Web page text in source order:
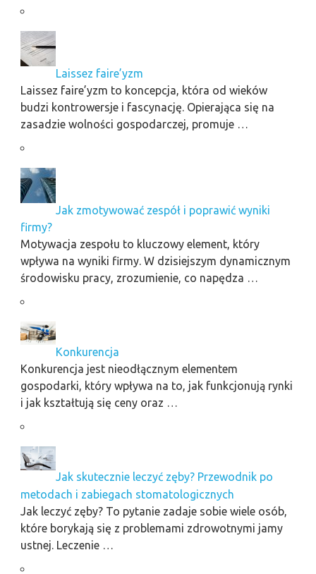
Laissez faire’yzm
Laissez faire’yzm to koncepcja, która od wieków
budzi kontrowersje i fascynację. Opierająca się na
zasadzie wolności gospodarczej, promuje …
Jak zmotywować zespół i poprawić wyniki
firmy?
Motywacja zespołu to kluczowy element, który
wpływa na wyniki firmy. W dzisiejszym dynamicznym
środowisku pracy, zrozumienie, co napędza …
Konkurencja
Konkurencja jest nieodłącznym elementem
gospodarki, który wpływa na to, jak funkcjonują rynki
i jak kształtują się ceny oraz …
Jak skutecznie leczyć zęby? Przewodnik po
metodach i zabiegach stomatologicznych
Jak leczyć zęby? To pytanie zadaje sobie wiele osób,
które borykają się z problemami zdrowotnymi jamy
ustnej. Leczenie …